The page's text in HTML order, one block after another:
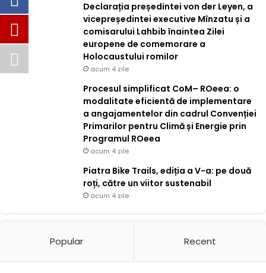
Declarația președintei von der Leyen, a
vicepreședintei executive Mînzatu și a
comisarului Lahbib înaintea Zilei
europene de comemorare a
Holocaustului romilor
acum 4 zile
Procesul simplificat CoM– ROeea: o
modalitate eficientă de implementare
a angajamentelor din cadrul Convenției
Primarilor pentru Climă și Energie prin
Programul ROeea
acum 4 zile
Piatra Bike Trails, ediția a V-a: pe două
roți, către un viitor sustenabil
acum 4 zile
Popular Recent